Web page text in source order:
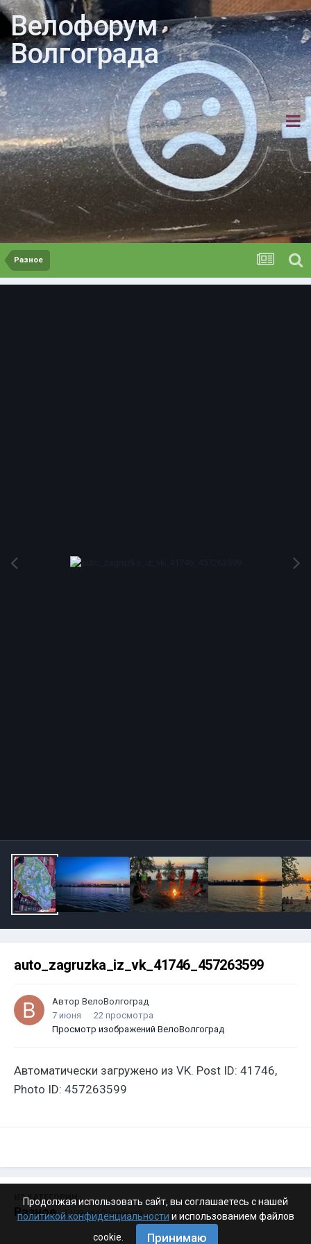
Велофорум
Волгограда
Разное
auto_zagruzka_iz_vk_41746_457263599
Автор ВелоВолгоград
7 июня
22 просмотра
Просмотр изображений ВелоВолгоград
Автоматически загружено из VK. Post ID: 41746,
Photo ID: 457263599
ИЗ КАТЕГОРИИ:
Разное · 4 199 изображений
Продолжая использовать сайт, вы соглашаетесь с нашей
политикой конфиденциальности и использованием файлов
cookie.
Принимаю